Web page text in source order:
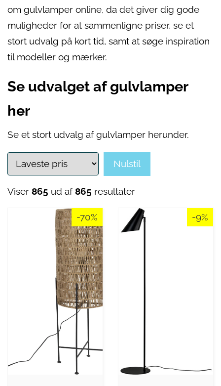
om gulvlamper online, da det giver dig gode
muligheder for at sammenligne priser, se et
stort udvalg på kort tid, samt at søge inspiration
til modeller og mærker.
Se udvalget af gulvlamper
her
Se et stort udvalg af gulvlamper herunder.
Nulstil
Viser 865 ud af865 resultater
-70% -9%